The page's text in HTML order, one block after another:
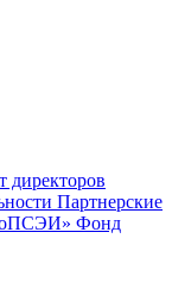
директоров
Партнерские
Фонд